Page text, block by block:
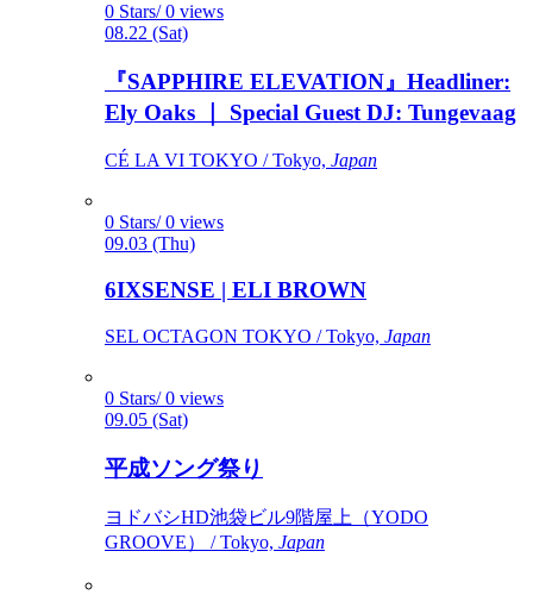
0 Stars/ 0 views
08.22 (Sat)
『SAPPHIRE ELEVATION』Headliner:
Ely Oaks ｜ Special Guest DJ: Tungevaag
CÉ LA VI TOKYO / Tokyo, Japan
0 Stars/ 0 views
09.03 (Thu)
6IXSENSE | ELI BROWN
SEL OCTAGON TOKYO / Tokyo, Japan
0 Stars/ 0 views
09.05 (Sat)
平成ソング祭り
ヨドバシHD池袋ビル9階屋上（YODO
GROOVE） / Tokyo, Japan